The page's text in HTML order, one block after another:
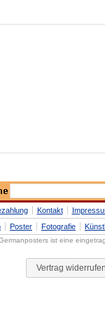
Kontakt
Poster Fotografie
ist eine
Vertrag